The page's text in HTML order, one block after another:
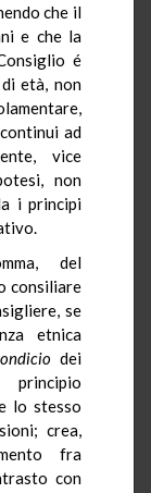
che il
e che la
é
età, non
ad
vice
non
i principi
del
consiliare
se
etnica
dei
lo stesso
crea,
fra
con